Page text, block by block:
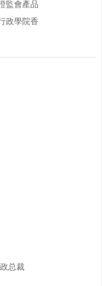
監會產品
政學院香
总裁